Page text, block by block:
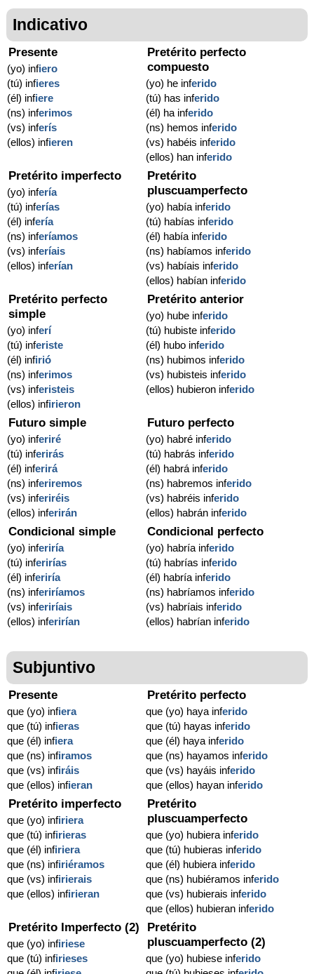
Indicativo
Presente
(yo) infiero
(tú) infieres
(él) infiere
(ns) inferimos
(vs) inferís
(ellos) infieren
Pretérito perfecto
compuesto
(yo) he inferido
(tú) has inferido
(él) ha inferido
(ns) hemos inferido
(vs) habéis inferido
(ellos) han inferido
Pretérito imperfecto
(yo) infería
(tú) inferías
(él) infería
(ns) inferíamos
(vs) inferíais
(ellos) inferían
Pretérito
pluscuamperfecto
(yo) había inferido
(tú) habías inferido
(él) había inferido
(ns) habíamos inferido
(vs) habíais inferido
(ellos) habían inferido
Pretérito perfecto
simple
(yo) inferí
(tú) inferiste
(él) infirió
(ns) inferimos
(vs) inferisteis
(ellos) infirieron
Pretérito anterior
(yo) hube inferido
(tú) hubiste inferido
(él) hubo inferido
(ns) hubimos inferido
(vs) hubisteis inferido
(ellos) hubieron inferido
Futuro simple
(yo) inferiré
(tú) inferirás
(él) inferirá
(ns) inferiremos
(vs) inferiréis
(ellos) inferirán
Futuro perfecto
(yo) habré inferido
(tú) habrás inferido
(él) habrá inferido
(ns) habremos inferido
(vs) habréis inferido
(ellos) habrán inferido
Condicional simple
(yo) inferiría
(tú) inferirías
(él) inferiría
(ns) inferiríamos
(vs) inferiríais
(ellos) inferirían
Condicional perfecto
(yo) habría inferido
(tú) habrías inferido
(él) habría inferido
(ns) habríamos inferido
(vs) habríais inferido
(ellos) habrían inferido
Subjuntivo
Presente
que (yo) infiera
que (tú) infieras
que (él) infiera
que (ns) infiramos
que (vs) infiráis
que (ellos) infieran
Pretérito perfecto
que (yo) haya inferido
que (tú) hayas inferido
que (él) haya inferido
que (ns) hayamos inferido
que (vs) hayáis inferido
que (ellos) hayan inferido
Pretérito imperfecto
que (yo) infiriera
que (tú) infirieras
que (él) infiriera
que (ns) infiriéramos
que (vs) infirierais
que (ellos) infirieran
Pretérito
pluscuamperfecto
que (yo) hubiera inferido
que (tú) hubieras inferido
que (él) hubiera inferido
que (ns) hubiéramos inferido
que (vs) hubierais inferido
que (ellos) hubieran inferido
Pretérito Imperfecto (2)
que (yo) infiriese
que (tú) infirieses
Pretérito
pluscuamperfecto (2)
que (yo) hubiese inferido